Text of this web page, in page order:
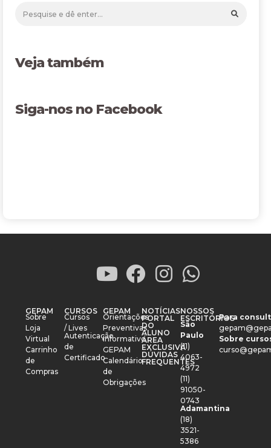
Veja também
Siga-nos no Facebook
GEPAM
Sobre
Loja
Virtual
Carrinho
de
Compras
CURSOS
Cursos
/ Lives
Autenticação
de
Certificado
GEPAM
Orientações
Preventivas
Informativo
GEPAM
Calendário
de
Obrigações
NOTÍCIAS
PORTAL
DO
ALUNO
ÁREA
EXCLUSIVA
DÚVIDAS
FREQUENTES
NOSSOS
ESCRITÓRIOS
São
Paulo
(11)
4063-
4972
(11)
91050-
0743
Adamantina
(18)
3521-
5386
Para
Sobre